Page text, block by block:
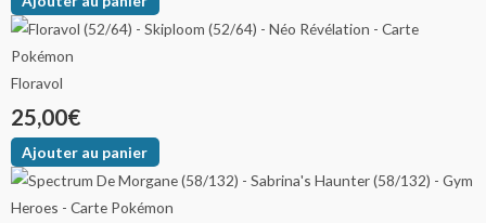
Floravol
25,00€
Ajouter au panier